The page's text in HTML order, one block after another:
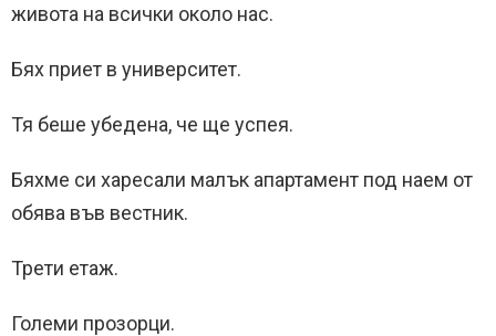
живота на всички около нас.
Бях приет в университет.
Тя беше убедена, че ще успея.
Бяхме си харесали малък апартамент под наем от
обява във вестник.
Трети етаж.
Големи прозорци.